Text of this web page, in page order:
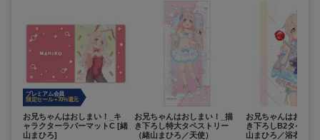
プレミアム会員
限定セール +70%還元
お兄ちゃんはおしまい！_キ
ャラクターラバーマットC [緒
山まひろ]
お兄ちゃんはおしまい！_描
き下ろし特大タペストリー
（緒山まひろ／天使）
お兄ちゃんはおしま
き下ろしB2タペス
山まひろ／浴衣）